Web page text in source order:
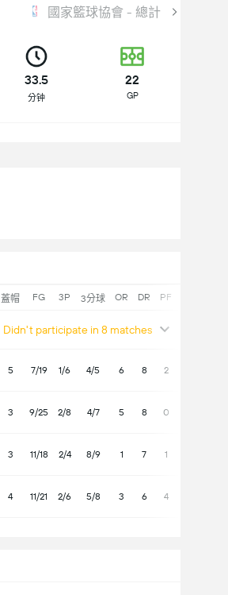
國家籃球協會 - 總計
33.5
分钟
22
GP
蓋帽 FG 3P 3分球 OR DR PF
Didn't participate in 8 matches
5 7/19 1/6 4/5 6 8 2
3 9/25 2/8 4/7 5 8 0
3 11/18 2/4 8/9 1 7 1
4 11/21 2/6 5/8 3 6 4